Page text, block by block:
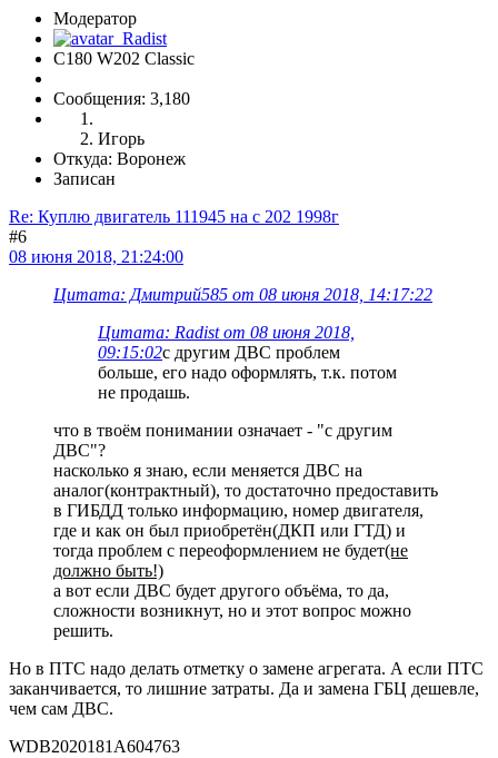
Модератор
C180 W202 Classic
Сообщения: 3,180
Игорь
Откуда: Воронеж
Записан
Re: Куплю двигатель 111945 на с 202 1998г
#6
08 июня 2018, 21:24:00
Цитата: Дмитрий585 от 08 июня 2018, 14:17:22
Цитата: Radist от 08 июня 2018,
09:15:02с другим ДВС проблем
больше, его надо оформлять, т.к. потом
не продашь.
что в твоём понимании означает - "с другим
ДВС"?
насколько я знаю, если меняется ДВС на
аналог(контрактный), то достаточно предоставить
в ГИБДД только информацию, номер двигателя,
где и как он был приобретён(ДКП или ГТД) и
тогда проблем с переоформлением не будет(не
должно быть!)
а вот если ДВС будет другого объёма, то да,
сложности возникнут, но и этот вопрос можно
решить.
Но в ПТС надо делать отметку о замене агрегата. А если ПТС
заканчивается, то лишние затраты. Да и замена ГБЦ дешевле,
чем сам ДВС.
WDB2020181A604763